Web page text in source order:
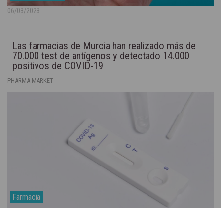
06/03/2023
Las farmacias de Murcia han realizado más de
70.000 test de antígenos y detectado 14.000
positivos de COVID-19
PHARMA MARKET
Farmacia